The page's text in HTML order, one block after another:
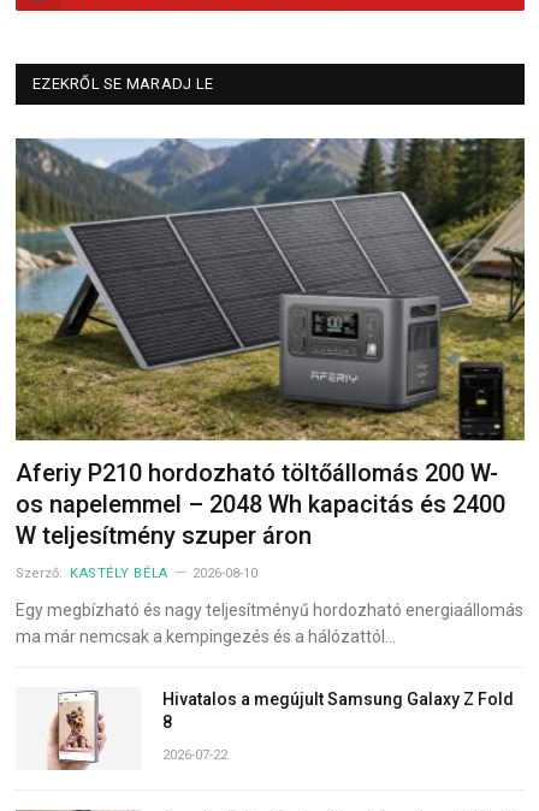
EZEKRŐL SE MARADJ LE
Aferiy P210 hordozható töltőállomás 200 W-
os napelemmel – 2048 Wh kapacitás és 2400
W teljesítmény szuper áron
Szerző: KASTÉLY BÉLA 2026-08-10
Egy megbízható és nagy teljesítményű hordozható energiaállomás
ma már nemcsak a kempingezés és a hálózattól…
Hivatalos a megújult Samsung Galaxy Z Fold
8
2026-07-22